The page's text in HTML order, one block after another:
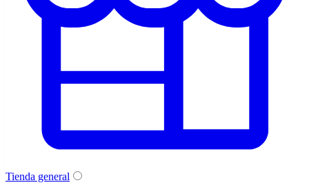
Tienda general